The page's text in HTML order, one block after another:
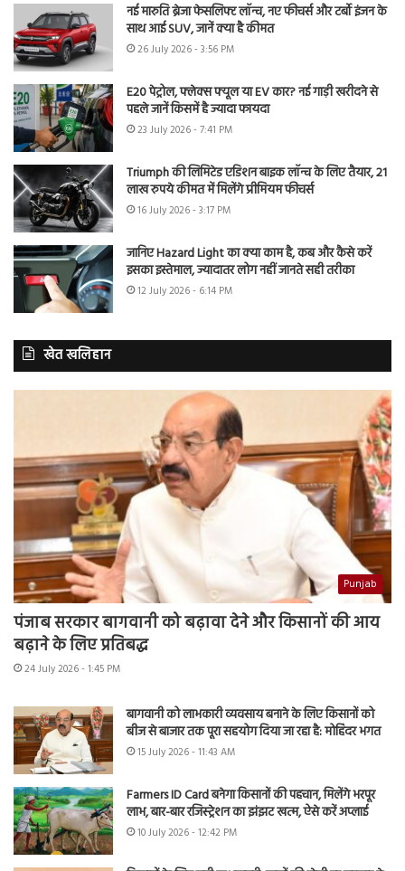
नई मारुति ब्रेजा फेसलिफ्ट लॉन्च, नए फीचर्स और टर्बो इंजन के
साथ आई SUV, जानें क्या है कीमत
26 July 2026 - 3:56 PM
E20 पेट्रोल, फ्लेक्स फ्यूल या EV कार? नई गाड़ी खरीदने से
पहले जानें किसमें है ज्यादा फायदा
23 July 2026 - 7:41 PM
Triumph की लिमिटेड एडिशन बाइक लॉन्च के लिए तैयार, 21
लाख रुपये कीमत में मिलेंगे प्रीमियम फीचर्स
16 July 2026 - 3:17 PM
जानिए Hazard Light का क्या काम है, कब और कैसे करें
इसका इस्तेमाल, ज्यादातर लोग नहीं जानते सही तरीका
12 July 2026 - 6:14 PM
खेत खलिहान
Punjab
पंजाब सरकार बागवानी को बढ़ावा देने और किसानों की आय
बढ़ाने के लिए प्रतिबद्ध
24 July 2026 - 1:45 PM
बागवानी को लाभकारी व्यवसाय बनाने के लिए किसानों को
बीज से बाजार तक पूरा सहयोग दिया जा रहा है: मोहिंदर भगत
15 July 2026 - 11:43 AM
Farmers ID Card बनेगा किसानों की पहचान, मिलेंगे भरपूर
लाभ, बार-बार रजिस्ट्रेशन का झंझट खत्म, ऐसे करें अप्लाई
10 July 2026 - 12:42 PM